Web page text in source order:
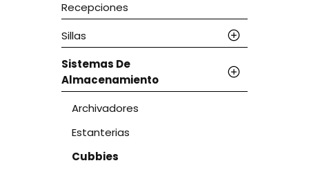
Recepciones
Sillas
Sistemas De
Almacenamiento
Archivadores
Estanterias
Cubbies